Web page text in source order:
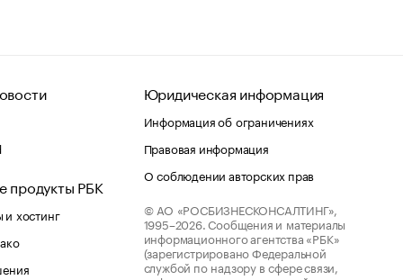
продукты РБК
хостинг
Юридическая информация
Информация об ограничениях
Правовая информация
О соблюдении авторских прав
© АО «РОСБИЗНЕСКОНСАЛТИНГ»,
1995–2026. Сообщения и материалы
информационного агентства «РБК»
(зарегистрировано Федеральной
службой по надзору в сфере связи,